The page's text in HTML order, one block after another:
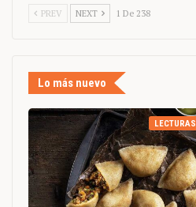
PREV NEXT 1 De 238
Lo más nuevo
LECTURAS